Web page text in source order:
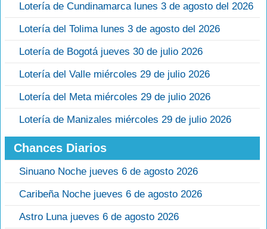
Lotería de Cundinamarca lunes 3 de agosto del 2026
Lotería del Tolima lunes 3 de agosto del 2026
Lotería de Bogotá jueves 30 de julio 2026
Lotería del Valle miércoles 29 de julio 2026
Lotería del Meta miércoles 29 de julio 2026
Lotería de Manizales miércoles 29 de julio 2026
Chances Diarios
Sinuano Noche jueves 6 de agosto 2026
Caribeña Noche jueves 6 de agosto 2026
Astro Luna jueves 6 de agosto 2026